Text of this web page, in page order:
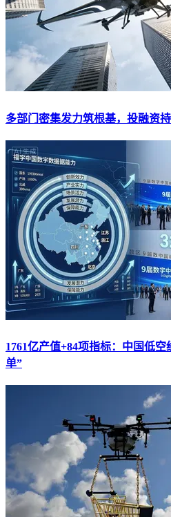
多部门密集发力筑根基，投融资
1761亿产值+84项指标：中国低
单”